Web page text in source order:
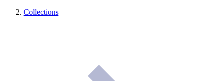
Collections